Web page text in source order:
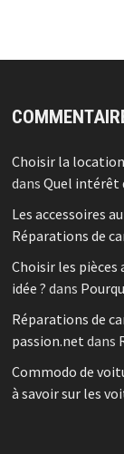
Choisir la
dans Quel intérêt
Les accessoires
Réparations de
Choisir les pièces
idée ? dans
Réparations de
passion.net dans
Commodo de
à savoir sur les